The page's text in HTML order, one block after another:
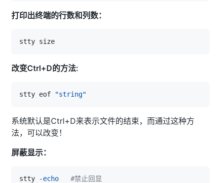
打印出终端的行数和列数：
改变Ctrl+D的方法:
stty eof "string"
系统默认是Ctrl+D来表示文件的结束，而通过这种方
法，可以改变！
屏蔽显示：
stty -echo
#禁止回显